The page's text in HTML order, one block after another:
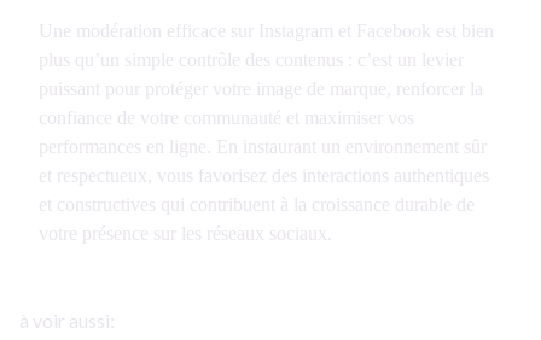
Une modération efficace sur Instagram et Facebook est bien
plus qu’un simple contrôle des contenus : c’est un levier
puissant pour protéger votre image de marque, renforcer la
confiance de votre communauté et maximiser vos
performances en ligne. En instaurant un environnement sûr
et respectueux, vous favorisez des interactions authentiques
et constructives qui contribuent à la croissance durable de
votre présence sur les réseaux sociaux.
à voir aussi: